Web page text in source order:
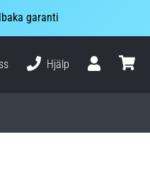
garanti
Hjälp